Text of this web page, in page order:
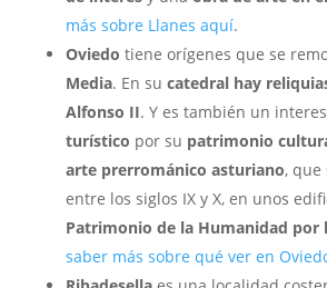
más sobre Llanes aquí.
Oviedo tiene orígenes que se
Media. En su catedral hay
Alfonso II. Y es también un
turístico por su patrimonio
arte prerrománico asturiano, que
entre los siglos IX y X, en unos
Patrimonio de la Humanidad por
saber más sobre qué ver en